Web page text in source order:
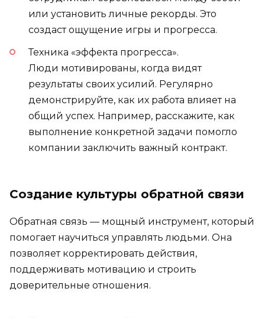
или установить личные рекорды. Это
создаст ощущение игры и прогресса.
Техника «эффекта прогресса».
Люди мотивированы, когда видят
результаты своих усилий. Регулярно
демонстрируйте, как их работа влияет на
общий успех. Например, расскажите, как
выполнение конкретной задачи помогло
компании заключить важный контракт.
Создание культуры обратной связи
Обратная связь — мощный инструмент, который
помогает научиться управлять людьми. Она
позволяет корректировать действия,
поддерживать мотивацию и строить
доверительные отношения.